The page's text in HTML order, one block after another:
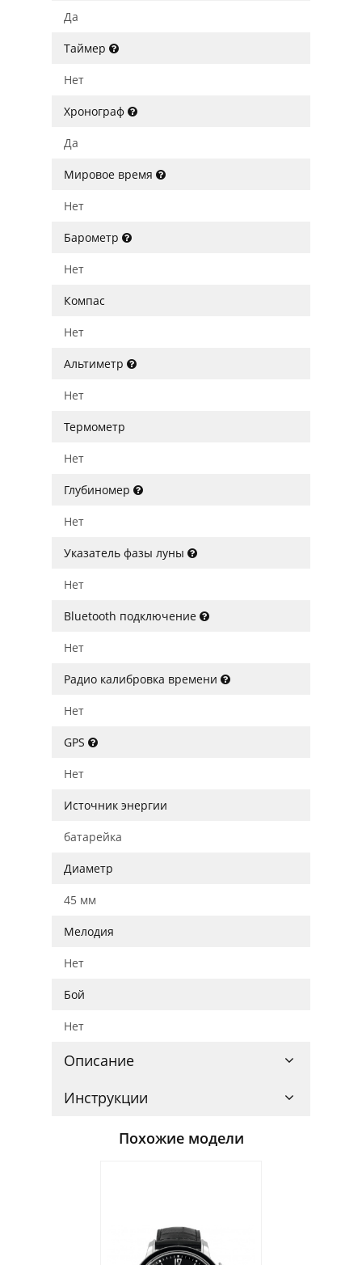
Да
Таймер
Нет
Хронограф
Да
Мировое время
Нет
Барометр
Нет
Компас
Нет
Альтиметр
Нет
Термометр
Нет
Глубиномер
Нет
Указатель фазы луны
Нет
Bluetooth подключение
Нет
Радио калибровка времени
Нет
GPS
Нет
Источник энергии
батарейка
Диаметр
45 мм
Мелодия
Нет
Бой
Нет
Описание
Инструкции
Похожие модели